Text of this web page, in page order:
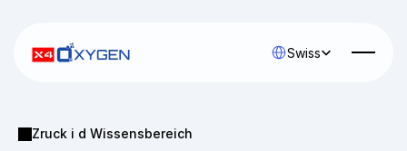
Swiss
Zruck i d Wissensbereich